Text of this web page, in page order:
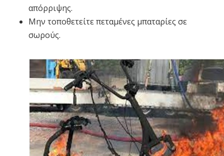
απόρριψης.
Μην τοποθετείτε πεταμένες μπαταρίες σε
σωρούς.